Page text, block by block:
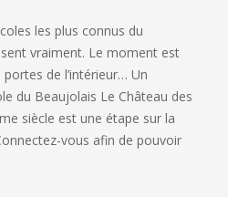
les plus connus du
vraiment. Le moment est
de l’intérieur… Un
du Beaujolais Le Château des
siècle est une étape sur la
vous afin de pouvoir